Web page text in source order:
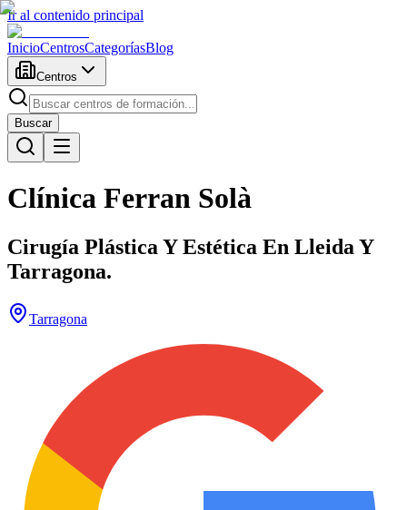
Ir al contenido principal
InicioCentrosCategoríasBlog
Centros
Buscar
Clínica Ferran Solà
Cirugía Plástica Y Estética En Lleida Y
Tarragona.
Tarragona